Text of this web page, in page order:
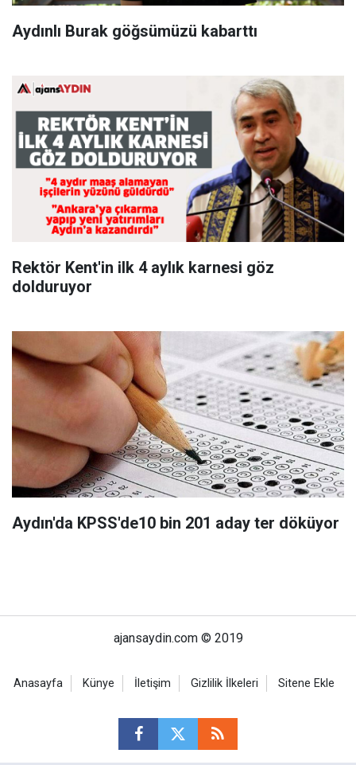
Aydınlı Burak göğsümüzü kabarttı
Rektör Kent'in ilk 4 aylık karnesi göz
dolduruyor
Aydın'da KPSS'de10 bin 201 aday ter döküyor
ajansaydin.com © 2019
Anasayfa Künye İletişim Gizlilik İlkeleri Sitene Ekle